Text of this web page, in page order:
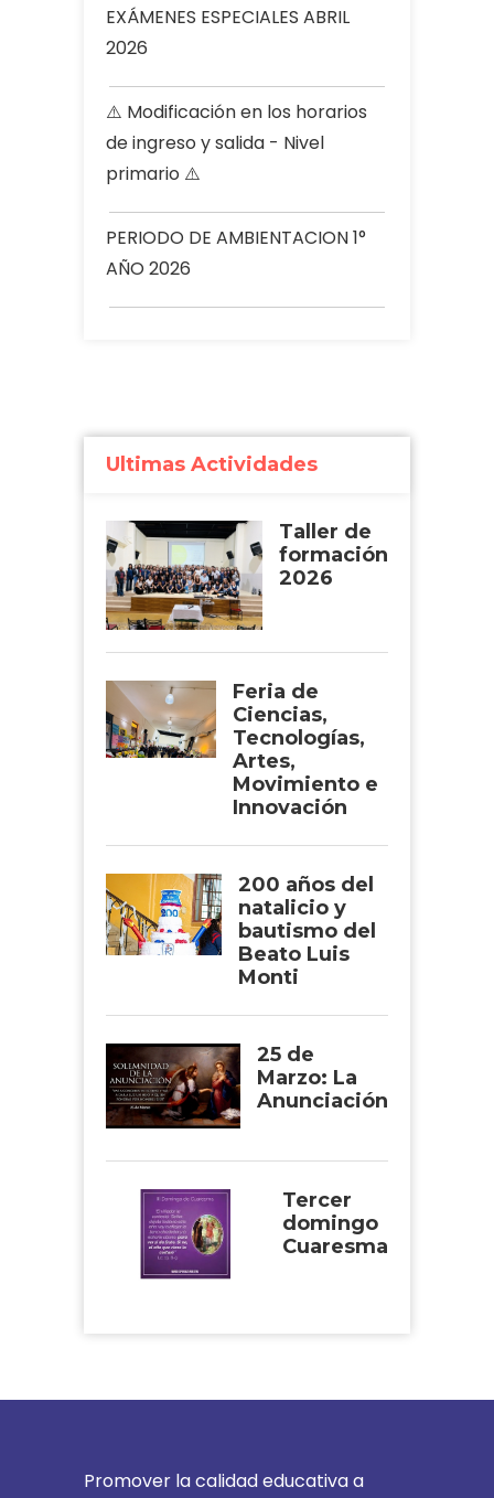
EXÁMENES ESPECIALES ABRIL
2026
⚠️ Modificación en los horarios
de ingreso y salida - Nivel
primario ⚠️
PERIODO DE AMBIENTACION 1°
AÑO 2026
Ultimas Actividades
Taller de
formación
2026
Feria de
Ciencias,
Tecnologías,
Artes,
Movimiento e
Innovación
200 años del
natalicio y
bautismo del
Beato Luis
Monti
25 de
Marzo: La
Anunciación
Tercer
domingo
Cuaresma
Promover la calidad educativa a